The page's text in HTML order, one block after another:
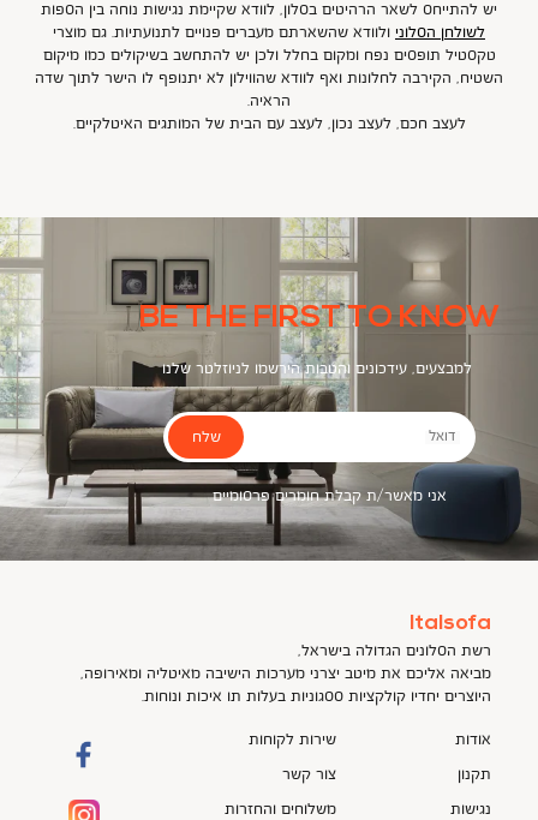
יש להתייחס לשאר הרהיטים בסלון, לוודא שקיימת נגישות נוחה בין הספות
לשולחן הסלוני ולוודא שהשארתם מעברים פנויים לתנועתיות. גם מוצרי
טקסטיל תופסים נפח ומקום בחלל ולכן יש להתחשב בשיקולים כמו מיקום
השטיח, הקירבה לחלונות ואף לוודא שהווילון לא יתנופף לו הישר לתוך שדה
הראיה.
לעצב חכם, לעצב נכון, לעצב עם הבית של המותגים האיטלקיים.
BE THE FIRST TO KNOW
למבצעים, עידכונים והטבות הירשמו לניוזלטר שלנו
דואל
אני מאשר/ת קבלת חומרים פרסומיים
שלח
Italsofa
רשת הסלונים הגדולה בישראל,
מביאה אליכם את מיטב יצרני מערכות הישיבה מאיטליה ומאירופה,
היוצרים יחדיו קולקציות ססגוניות בעלות תו איכות ונוחות.
אודות
תקנון
נגישות
שירות לקוחות
צור קשר
משלוחים והחזרות